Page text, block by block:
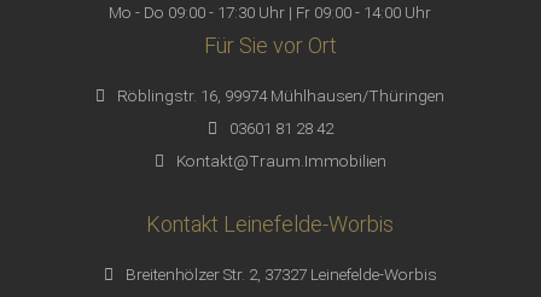
Mo - Do 09:00 - 17:30 Uhr | Fr 09:00 - 14:00 Uhr
Für Sie vor Ort
Röblingstr. 16, 99974 Mühlhausen/Thüringen
03601 81 28 42
Kontakt@Traum.Immobilien
Kontakt Leinefelde-Worbis
Breitenhölzer Str. 2, 37327 Leinefelde-Worbis